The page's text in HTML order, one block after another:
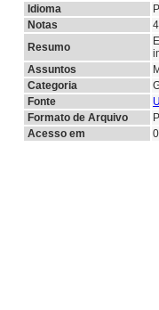
Idioma
Notas
Resumo
Assuntos
Categoria
Fonte
Formato de Arquivo
Acesso em